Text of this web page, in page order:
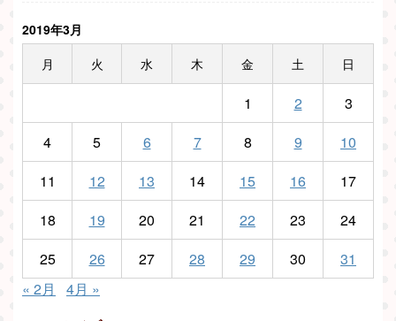
2019年3月
月
火 水 木 金 土 日
1 2
3
4
5 6 7 8 9
10
11
12 13 14 15 16
17
18
19 20 21 22 23
24
25
26 27 28 29 30
31
« 2月
4月 »